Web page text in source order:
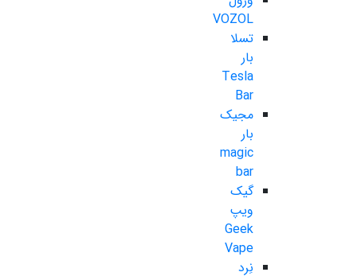
VOZOL
تسلا
بار
Tesla
Bar
مجیک
بار
magic
bar
گیک
ویپ
Geek
Vape
نِرد